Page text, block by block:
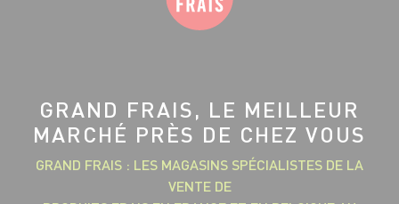
GRAND FRAIS, LE MEILLEUR
MARCHÉ PRÈS DE CHEZ VOUS
GRAND FRAIS : LES MAGASINS SPÉCIALISTES DE LA
VENTE DE